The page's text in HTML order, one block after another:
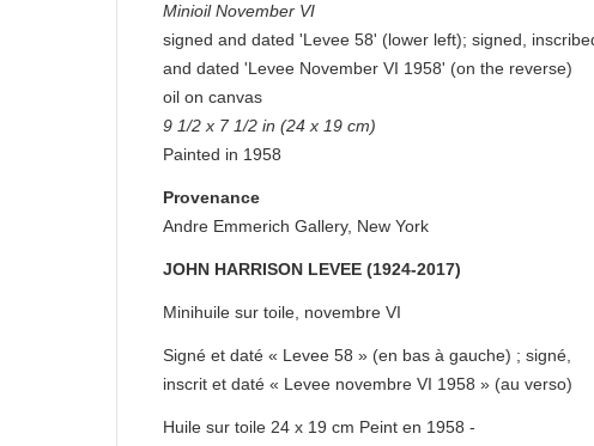
Minioil November VI
signed and dated 'Levee 58' (lower left); signed,
and dated 'Levee November VI 1958' (on the reverse)
oil on canvas
9 1/2 x 7 1/2 in (24 x 19 cm)
Painted in 1958
Provenance
Andre Emmerich Gallery, New York
JOHN HARRISON LEVEE (1924-2017)
Minihuile sur toile, novembre VI
Signé et daté « Levee 58 » (en bas à gauche) ; signé,
inscrit et daté « Levee novembre VI 1958 » (au verso)
Huile sur toile 24 x 19 cm Peint en 1958 -